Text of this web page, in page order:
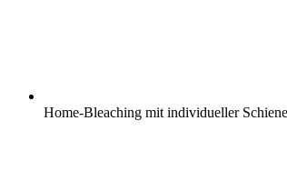
Home-Bleaching mit individueller